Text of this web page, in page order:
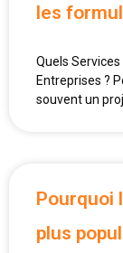
les
Quels
Entreprises ?
souvent un
Pourquoi
plus